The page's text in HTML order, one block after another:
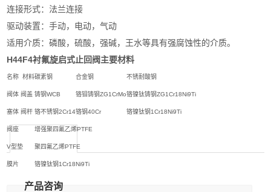
连接形式：法兰连接
驱动装置：手动，电动，气动
适用介质：磷酸，硫酸，强碱，王水等具有强腐蚀性的介质。
H44F4衬氟旋启式止回阀主要材料
名称材料碳素钢 合金钢 不锈耐酸钢
阀体 阀盖 铸钢WCB 铬钼铸钢ZG1CrMo铬镍钛铸钢ZG1Cr18Ni9Ti
塞体 阀杆 铬不锈钢2Cr14铬钢40Cr 铬镍钛钢1Cr18Ni9Ti
阀座 增强聚四氟乙烯PTFE
V型垫 聚四氟乙烯PTFE
膜片 铬镍钛钢1Cr18Ni9Ti
产品咨询